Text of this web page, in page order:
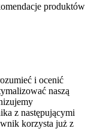
produktów
i ocenić
naszą
z następującymi
korzysta już z